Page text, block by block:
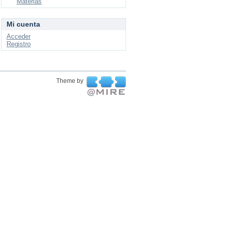
Mi cuenta
Acceder
Registro
Theme by